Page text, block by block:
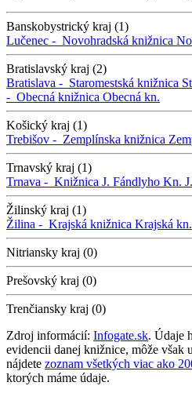
Banskobystrický kraj (1)
Lučenec - Novohradská knižnica
Bratislavský kraj (2)
Bratislava - Staromestská knižnica
- Obecná knižnica Obecná kn.
Košický kraj (1)
Trebišov - Zemplínska knižnica
Trnavský kraj (1)
Trnava - Knižnica J. Fándlyho Kn.
Žilinský kraj (1)
Žilina - Krajská knižnica Krajská kn.
Nitriansky kraj (0)
Prešovský kraj (0)
Trenčiansky kraj (0)
Zdroj informácií: Infogate.sk. Údaje
evidencii danej knižnice, môže však
nájdete zoznam všetkých viac ako
ktorých máme údaje.